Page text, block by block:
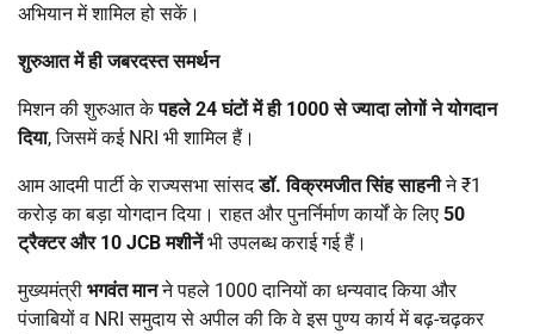
अभियान में शामिल हो सकें।
शुरुआत में ही जबरदस्त समर्थन
मिशन की शुरुआत केपहले24घंटों में ही 1000से ज्यादा लोगों ने योगदान
दिया, जिसमें कई NRI भी शामिल हैं।
आम आदमी पार्टी के राज्यसभा सांसदडॉ. विक्रमजीत सिंह साहनीने ₹1
करोड़ का बड़ा योगदान दिया। राहत और पुनर्निर्माण कार्यों के लिए 50
ट्रैक्टर और 10 JCBमशीनेंभी उपलब्ध कराई गई हैं।
मुख्यमंत्री भगवंत मानने पहले 1000 दानियों का धन्यवाद किया और
पंजाबियों व NRI समुदाय से अपील की कि वे इस पुण्य कार्य में बढ़-चढ़कर